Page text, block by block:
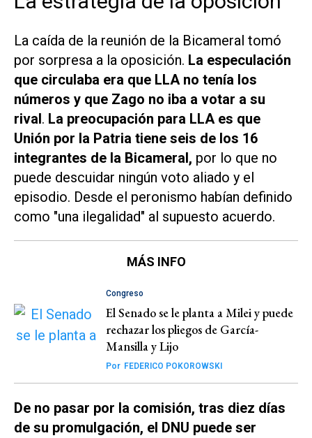
La caída de la reunión de la Bicameral tomó
por sorpresa a la oposición. La especulación
que circulaba era que LLA no tenía los
números y que Zago no iba a votar a su
rival. La preocupación para LLA es que
Unión por la Patria tiene seis de los 16
integrantes de la Bicameral, por lo que no
puede descuidar ningún voto aliado y el
episodio. Desde el peronismo habían definido
como "una ilegalidad" al supuesto acuerdo.
MÁS INFO
Congreso
El Senado se le planta a Milei y puede
rechazar los pliegos de García-
Mansilla y Lijo
Por FEDERICO POKOROWSKI
De no pasar por la comisión, tras diez días
de su promulgación, el DNU puede ser